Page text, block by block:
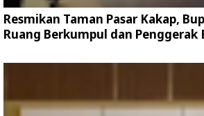
Resmikan Taman Pasar Kakap,
Ruang Berkumpul dan Penggerak